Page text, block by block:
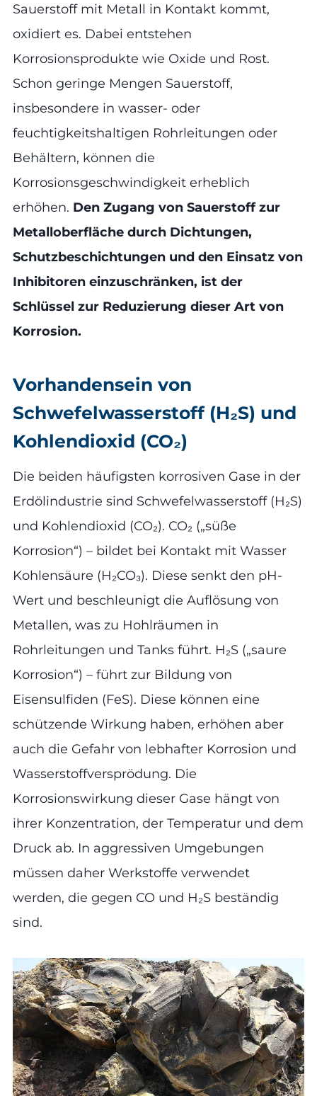
Sauerstoff mit Metall in Kontakt kommt,
oxidiert es. Dabei entstehen
Korrosionsprodukte wie Oxide und Rost.
Schon geringe Mengen Sauerstoff,
insbesondere in wasser- oder
feuchtigkeitshaltigen Rohrleitungen oder
Behältern, können die
Korrosionsgeschwindigkeit erheblich
erhöhen. Den Zugang von Sauerstoff zur
Metalloberfläche durch Dichtungen,
Schutzbeschichtungen und den Einsatz von
Inhibitoren einzuschränken, ist der
Schlüssel zur Reduzierung dieser Art von
Korrosion.
Vorhandensein von
Schwefelwasserstoff (H₂S) und
Kohlendioxid (CO₂)
Die beiden häufigsten korrosiven Gase in der
Erdölindustrie sind Schwefelwasserstoff (H₂S)
und Kohlendioxid (CO₂). CO₂ („süße
Korrosion“) – bildet bei Kontakt mit Wasser
Kohlensäure (H₂CO₃). Diese senkt den pH-
Wert und beschleunigt die Auflösung von
Metallen, was zu Hohlräumen in
Rohrleitungen und Tanks führt. H₂S („saure
Korrosion“) – führt zur Bildung von
Eisensulfiden (FeS). Diese können eine
schützende Wirkung haben, erhöhen aber
auch die Gefahr von lebhafter Korrosion und
Wasserstoffversprödung. Die
Korrosionswirkung dieser Gase hängt von
ihrer Konzentration, der Temperatur und dem
Druck ab. In aggressiven Umgebungen
müssen daher Werkstoffe verwendet
werden, die gegen CO und H₂S beständig
sind.